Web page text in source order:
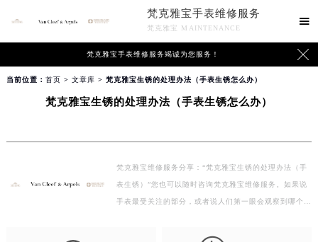
梵克雅宝手表维修服务
梵克雅宝 MAINTENANCE

梵克雅宝手表维修服务竭诚为您服务！ 
当前位置： 首页 > 文章库 > 梵克雅宝生锈的处理办法（手表生锈怎么办）
梵克雅宝生锈的处理办法（手表生锈怎么办）
梵克雅宝维修服务分享：“梵克雅宝生锈的处理办法（手
表生锈）”您也可以随时咨询梵克雅宝维修服务。如果说
手表最受关注的部分，或者说人们第一眼会观察到哪个